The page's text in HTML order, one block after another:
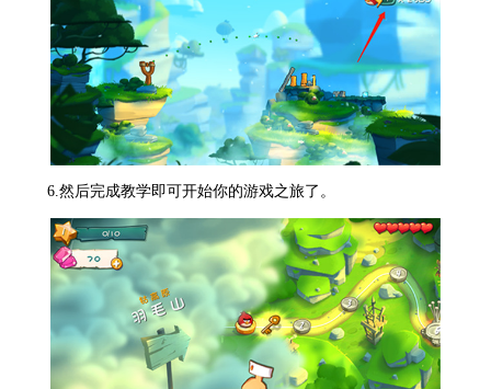
6.然后完成教学即可开始你的游戏之旅了。